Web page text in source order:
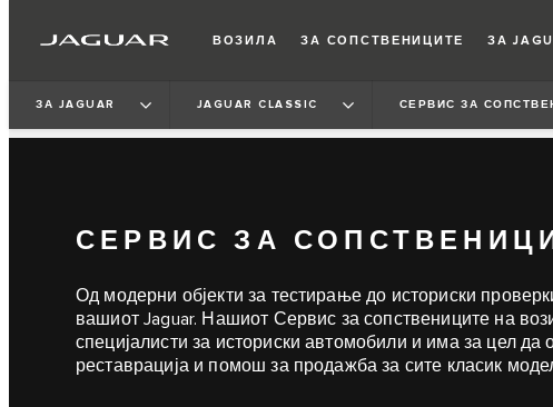
ВОЗИЛА ЗА СОПСТВЕНИЦИТЕ ЗА
ЗА JAGUAR JAGUAR CLASSIC СЕРВИС ЗА
СЕРВИС ЗА
Од модерни објекти за тестирање до историски
вашиот Jaguar. Нашиот Сервис за сопствениците на
специјалисти за историски автомобили и има за цел да
реставрација и помош за продажба за сите класик